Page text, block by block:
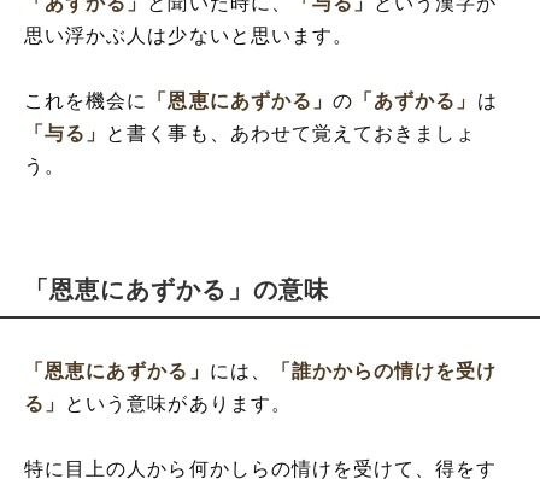
思い浮かぶ人は少ないと思います。
これを機会に 「恩恵にあずかる」の 「あずかる」 は
「与る」
と書く事も、あわせて覚えておきましょ
う。
「恩恵にあずかる」の意味
「恩恵にあずかる」 には、
「誰かからの情けを受け
る」
という意味があります。
特に目上の人から何かしらの情けを受けて、得をす